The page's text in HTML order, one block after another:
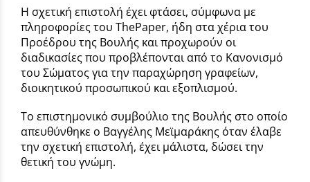
Η σχετική επιστολή έχει φτάσει, σύμφωνα με
πληροφορίες του ThePaper, ήδη στα χέρια του
Προέδρου της Βουλής και προχωρούν οι
διαδικασίες που προβλέπονται από το Κανονισμό
του Σώματος για την παραχώρηση γραφείων,
διοικητικού προσωπικού και εξοπλισμού.
Το επιστημονικό συμβούλιο της Βουλής στο οποίο
απευθύνθηκε ο Βαγγέλης Μεϊμαράκης όταν έλαβε
την σχετική επιστολή, έχει μάλιστα, δώσει την
θετική του γνώμη.